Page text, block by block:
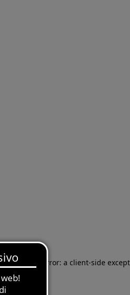
Application error: a client-side